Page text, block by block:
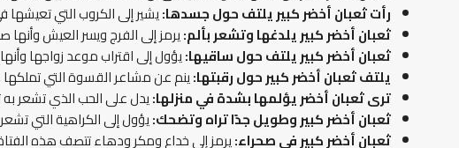
رأت ثعبان أخضر كبير يلتف حول جسدها:يشير إلى الكروب التي تعيشها
ثعبان أخضر كبير يلدغها وتشعر بألم:يرمز إلى الفرج ويسر العيش وأنها
ثعبان أخضر كبير يلتف حول ساقيها:يؤول إلى اقتراب موعد زواجها
يلتف ثعبان أخضر كبير حول رقبتها:ينم عن مشاعر القسوة التي تملكها
ترى ثعبان أخضر يؤلمها بشدة في منزلها:يدل على الحب الذي تشعر
ثعبان أخضر كبير وطويل جدًا تراه وتضحك:يؤول إلى الكراهية التي
ثعبان أخضر كبير في صحراء:يرمز إلى خداع ومكر ودهاء تتصف هذه الفتاة